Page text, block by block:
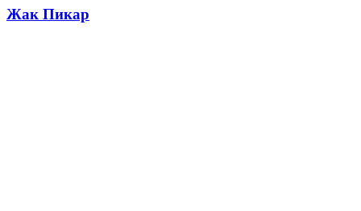
Жак Пикар